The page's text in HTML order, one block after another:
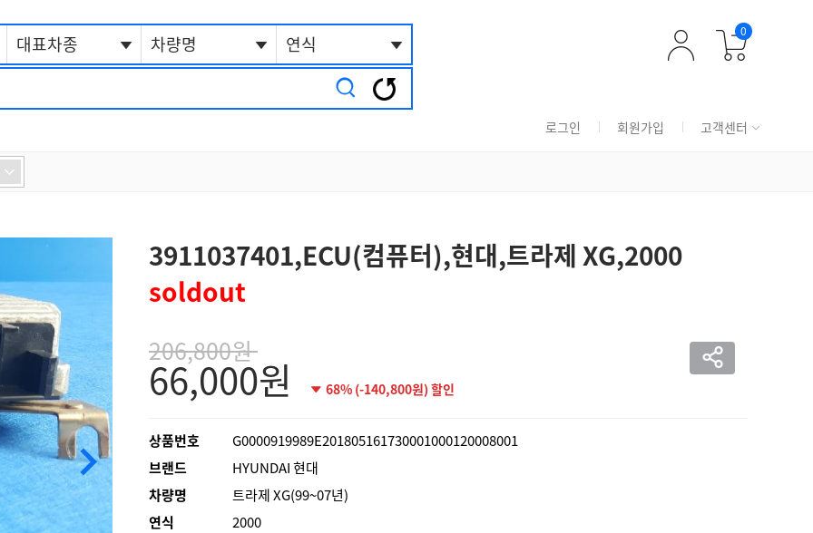
대표차종 차량명 연식
0
로그인 회원가입 고객센터
keyboard_arrow_right
3911037401,ECU(컴퓨터),현대,트라제 XG,2000
soldout
206,800원
66,000원 68% (-140,800원) 할인
상품번호
G0000919989E201805161730001000120008001
브랜드
HYUNDAI 현대
차량명
트라제 XG(99~07년)
연식
2000